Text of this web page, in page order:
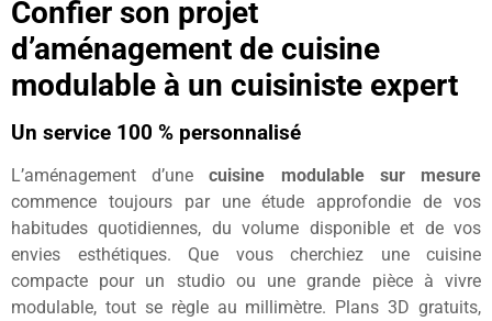
Confier son projet
d’aménagement de cuisine
modulable à un cuisiniste expert
Un service 100 % personnalisé
L’aménagement d’unecuisine modulable sur mesure
commence toujours par une étude approfondie de vos
habitudes quotidiennes, du volume disponible et de vos
envies esthétiques. Que vous cherchiez une cuisine
compacte pour un studio ou une grande pièce à vivre
modulable, tout se règle au millimètre. Plans 3D gratuits,